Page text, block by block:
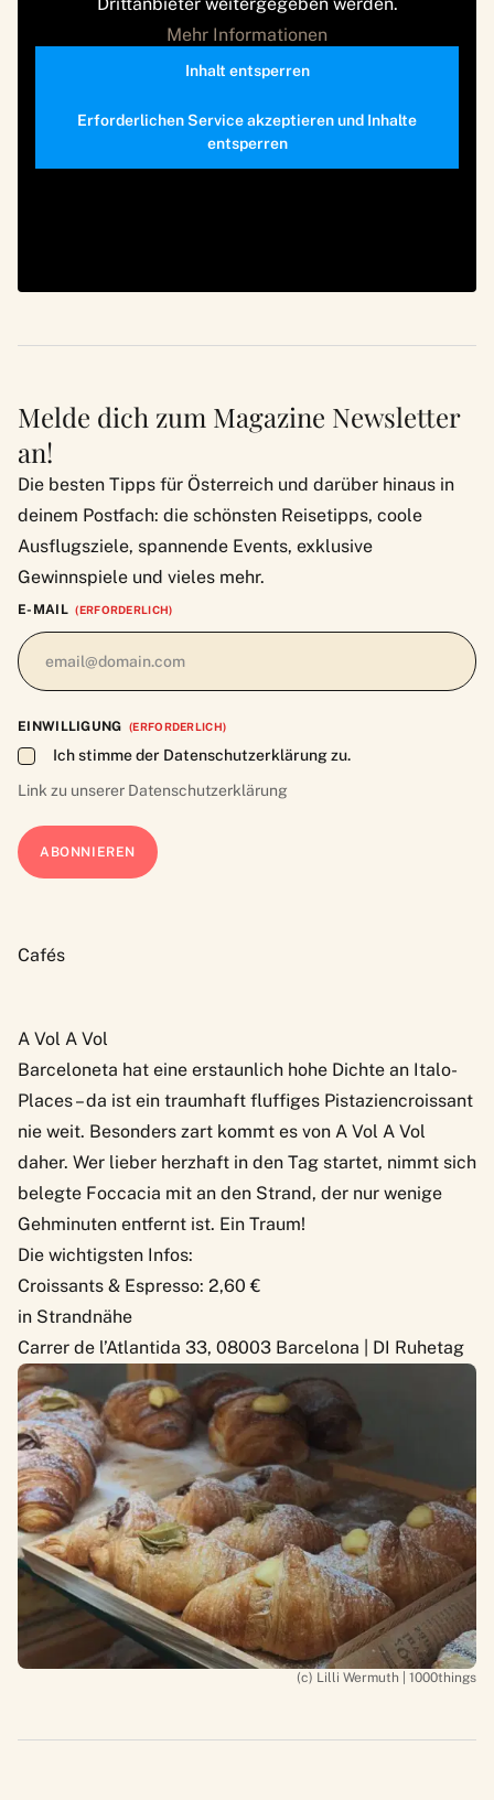
Mehr Informationen
Inhalt entsperren
Erforderlichen Service akzeptieren und Inhalte
entsperren
Melde dich zum Magazine Newsletter
an!
Die besten Tipps für Österreich und darüber hinaus in
deinem Postfach: die schönsten Reisetipps, coole
Ausflugsziele, spannende Events, exklusive
Gewinnspiele und vieles mehr.
E-MAIL (ERFORDERLICH)
EINWILLIGUNG (ERFORDERLICH)
Ich stimme der Datenschutzerklärung zu.
Link zu unserer Datenschutzerklärung
Cafés
A Vol A Vol
Barceloneta hat eine erstaunlich hohe Dichte an Italo-
Places – da ist ein traumhaft fluffiges Pistaziencroissant
nie weit. Besonders zart kommt es von A Vol A Vol
daher. Wer lieber herzhaft in den Tag startet, nimmt sich
belegte Foccacia mit an den Strand, der nur wenige
Gehminuten entfernt ist. Ein Traum!
Die wichtigsten Infos:
Croissants & Espresso: 2,60 €
in Strandnähe
Carrer de l’Atlantida 33, 08003 Barcelona | DI Ruhetag
(c) Lilli Wermuth | 1000things